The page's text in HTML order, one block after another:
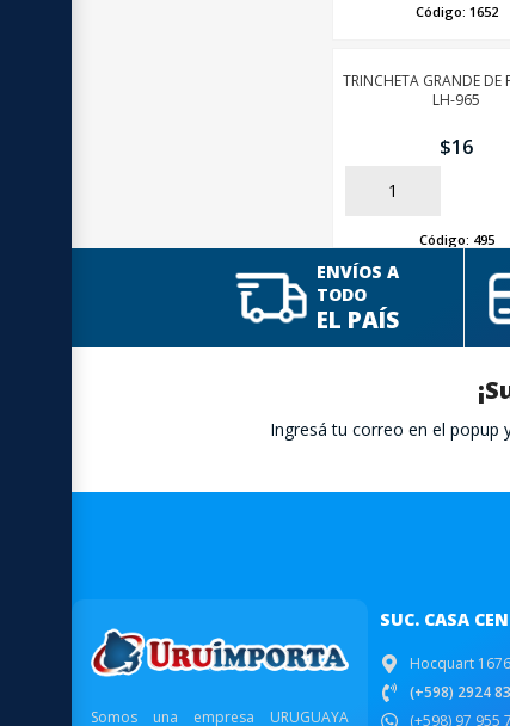
Código: 1652
TRINCHETA GRANDE DE
LH-965
$16
AÑADIR
Código: 495
ENVÍOS A
TODO
EL PAÍS
Ingresá tu correo en el popup
Somos una empresa URUGUAYA
SUC. CASA
Hocquart
(+598) 2924
(+598) 97 955